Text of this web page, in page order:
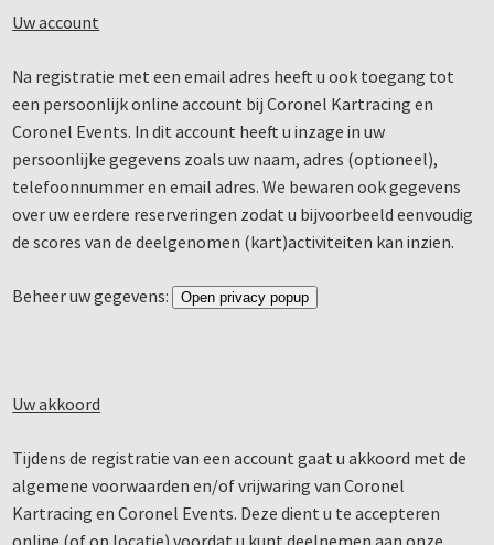
Uw account
Na registratie met een email adres heeft u ook toegang tot
een persoonlijk online account bij Coronel Kartracing en
Coronel Events. In dit account heeft u inzage in uw
persoonlijke gegevens zoals uw naam, adres (optioneel),
telefoonnummer en email adres. We bewaren ook gegevens
over uw eerdere reserveringen zodat u bijvoorbeeld eenvoudig
de scores van de deelgenomen (kart)activiteiten kan inzien.
Beheer uw gegevens: Open privacy popup
Uw akkoord
Tijdens de registratie van een account gaat u akkoord met de
algemene voorwaarden en/of vrijwaring van Coronel
Kartracing en Coronel Events. Deze dient u te accepteren
online (of op locatie) voordat u kunt deelnemen aan onze